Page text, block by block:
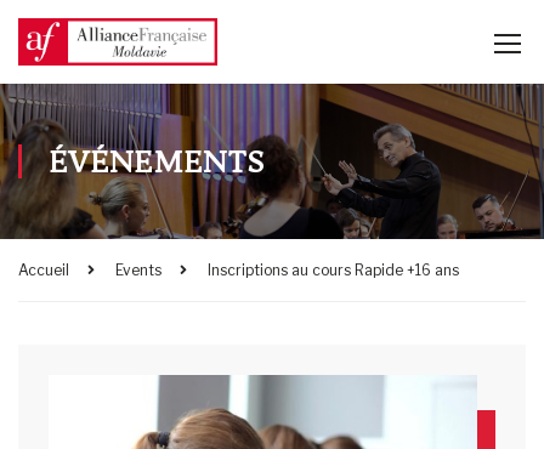
ÉVÉNEMENTS
Accueil Events Inscriptions au cours Rapide +16 ans